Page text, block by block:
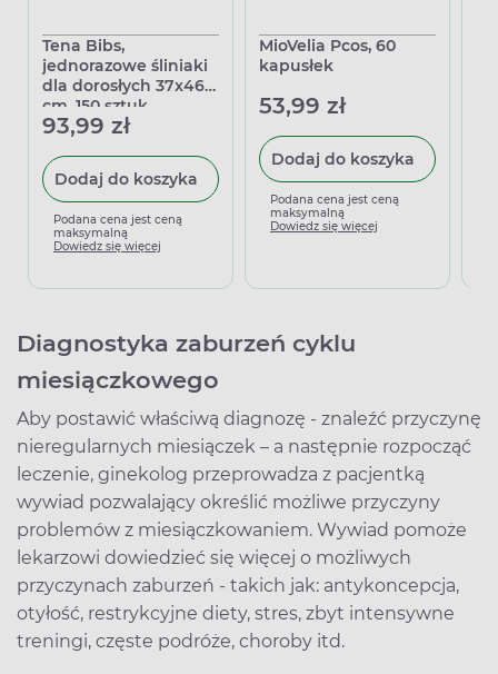
Tena Bibs,
jednorazowe śliniaki
dla dorosłych 37x46
cm, 150 sztuk
93,99 zł
Dodaj do koszyka
Podana cena jest ceną
maksymalną
Dowiedz się więcej
MioVelia Pcos, 60
kapusłek
53,99 zł
Dodaj do koszyka
Podana cena jest ceną
maksymalną
Dowiedz się więcej
Diagnostyka zaburzeń cyklu
miesiączkowego
Aby postawić właściwą diagnozę - znaleźć przyczynę
nieregularnych miesiączek – a następnie rozpocząć
leczenie, ginekolog przeprowadza z pacjentką
wywiad pozwalający określić możliwe przyczyny
problemów z miesiączkowaniem. Wywiad pomoże
lekarzowi dowiedzieć się więcej o możliwych
przyczynach zaburzeń - takich jak: antykoncepcja,
otyłość, restrykcyjne diety, stres, zbyt intensywne
treningi, częste podróże, choroby itd.